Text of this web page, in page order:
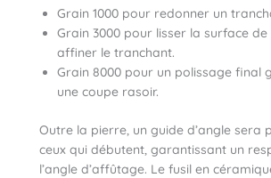
Grain 1000 pour redonner un
Grain 3000 pour lisser la surface
affiner le tranchant.
Grain 8000 pour un polissage final
une coupe rasoir.
Outre la pierre, un guide d’angle sera
ceux qui débutent, garantissant un
l’angle d’affûtage. Le fusil en